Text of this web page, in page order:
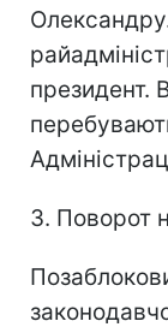
президент.
3. Поворот